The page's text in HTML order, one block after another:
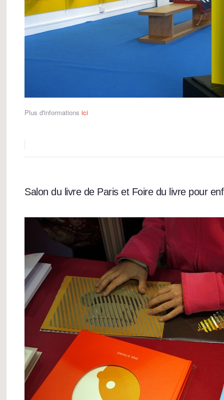
Plus d'informations ici
Salon du livre de Paris et Foire du livre pour